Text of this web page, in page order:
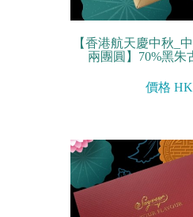
【香港航天慶中秋_
兩團圓】70%黑朱
價格